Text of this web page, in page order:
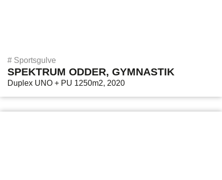
# Sportsgulve
SPEKTRUM ODDER, GYMNASTIK
Duplex UNO + PU 1250m2, 2020